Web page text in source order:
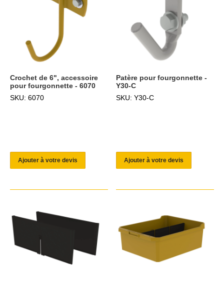
Crochet de 6", accessoire
pour fourgonnette - 6070
SKU: 6070
Ajouter à votre devis
Patère pour fourgonnette -
Y30-C
SKU: Y30-C
Ajouter à votre devis